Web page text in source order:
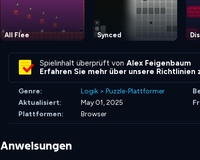
All Flee Synced
Spielinhalt überprüft von Alex Feigenbaum
Erfahren Sie mehr über unsere Richtlinien
Genre: Logik > Puzzle-Plattformer
Aktualisiert:
May 01, 2025
Plattformen:
Browser
Anweisungen